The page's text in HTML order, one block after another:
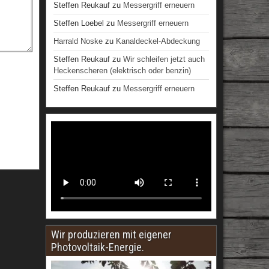
Steffen Reukauf zu Messergriff erneuern
Steffen Loebel zu Messergriff erneuern
Harrald Noske zu Kanaldeckel-Abdeckung
Steffen Reukauf zu Wir schleifen jetzt auch
Heckenscheren (elektrisch oder benzin)
Steffen Reukauf zu Messergriff erneuern
Wir produzieren mit eigener
Photovoltaik-Energie.